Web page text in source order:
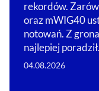
rekordów.
oraz mWIG40
notowań. Z
najlepiej
04.08.2026